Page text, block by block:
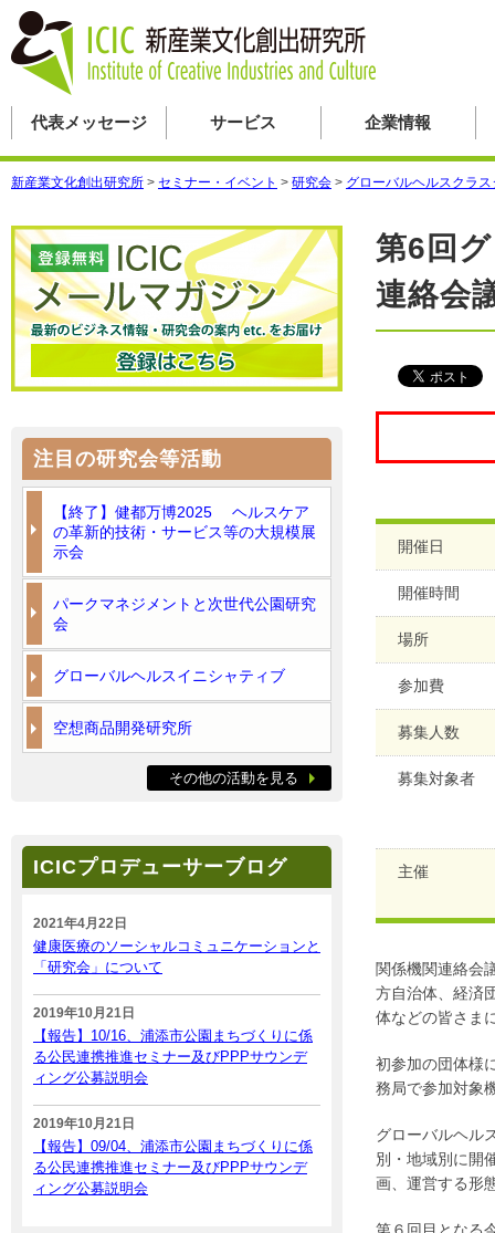
代表メッセージ サービス 企業情報
新産業文化創出研究所 > セミナー・イベント > 研究会 > グローバルヘルスクラス
第6回
連絡会
開催日
開催時間
場所
参加費
募集人数
募集対象者
主催
関係機関連絡会
方自治体、経済
体などの皆さま
初参加の団体様
務局で参加対象
グローバルヘル
別・地域別に開
画、運営する形
注目の研究会等活動
【終了】健都万博2025 ヘルスケア
の革新的技術・サービス等の大規模展
示会
パークマネジメントと次世代公園研究
会
グローバルヘルスイニシャティブ
空想商品開発研究所
その他の活動を見る
ICICプロデューサーブログ
2021年4月22日
健康医療のソーシャルコミュニケーションと
「研究会」について
2019年10月21日
【報告】10/16、浦添市公園まちづくりに係
る公民連携推進セミナー及びPPPサウンデ
ィング公募説明会
2019年10月21日
【報告】09/04、浦添市公園まちづくりに係
る公民連携推進セミナー及びPPPサウンデ
ィング公募説明会